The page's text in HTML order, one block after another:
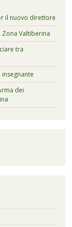
il nuovo direttore
Valtiberina
tra
dei